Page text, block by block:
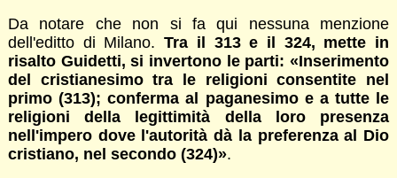
Da notare che non si fa qui nessuna menzione
dell'editto di Milano.Tra il 313 e il 324, mette in
risalto Guidetti, si invertono le parti: «Inserimento
del cristianesimo tra le religioni consentite nel
primo (313); conferma al paganesimo e a tutte le
religioni della legittimità della loro presenza
nell'impero dove l'autorità dà la preferenza al Dio
cristiano, nel secondo (324)».